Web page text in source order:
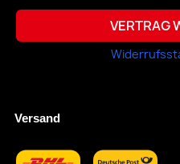
VERTRAG
Versand